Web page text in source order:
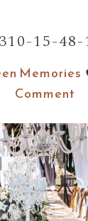
15-48-
Memories
Comment